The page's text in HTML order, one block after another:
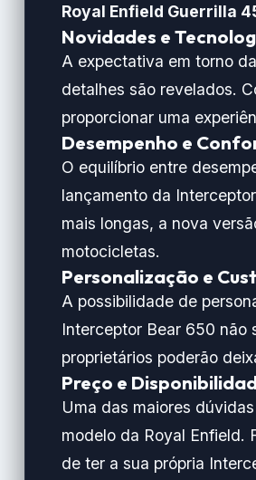
Royal Enfield Guerrilla
Novidades e
A expectativa em torno
detalhes são revelados.
proporcionar uma
Desempenho e
O equilíbrio entre
lançamento da
mais longas, a nova
motocicletas.
Personalização e
A possibilidade de
Interceptor Bear 650 não
proprietários poderão
Preço e
Uma das maiores
modelo da Royal Enfield.
de ter a sua própria